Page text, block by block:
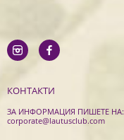
КОНТАКТИ
ЗА ИНФОРМАЦИЯ ПИШЕТЕ НА:
corporate@lautusclub.com